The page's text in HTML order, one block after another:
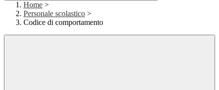
Home >
Personale scolastico >
Codice di comportamento